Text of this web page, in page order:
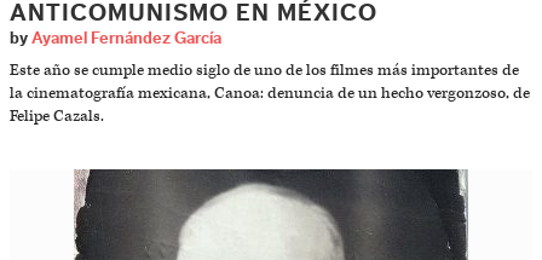
ANTICOMUNISMO EN MÉXICO
by Ayamel Fernández García
Este año se cumple medio siglo de uno de los filmes más importantes de
la cinematografía mexicana, Canoa: denuncia de un hecho vergonzoso, de
Felipe Cazals.